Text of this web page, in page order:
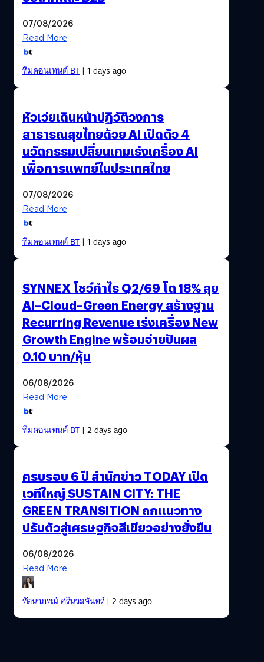
07/08/2026
Read More
ทีมคอนเทนต์ BT| 1 days ago
หัวเว่ยเดินหน้าปฏิวัติวงการ
สาธารณสุขไทยด้วย AI เปิดตัว 4
นวัตกรรมเปลี่ยนเกมเร่งเครื่อง AI
เพื่อการแพทย์ในประเทศไทย
07/08/2026
Read More
ทีมคอนเทนต์ BT| 1 days ago
SYNNEX โชว์กำไร Q2/69 โต 18% ลุย
AI–Cloud–Green Energy สร้างฐาน
Recurring Revenue เร่งเครื่อง New
Growth Engine พร้อมจ่ายปันผล
0.10 บาท/หุ้น
06/08/2026
Read More
ทีมคอนเทนต์ BT| 2 days ago
ครบรอบ 6 ปี สำนักข่าว TODAY เปิด
เวทีใหญ่ SUSTAIN CITY: THE
GREEN TRANSITION ถกแนวทาง
ปรับตัวสู่เศรษฐกิจสีเขียวอย่างยั่งยืน
06/08/2026
Read More
รัตนาภรณ์ ศรีนวลจันทร์| 2 days ago